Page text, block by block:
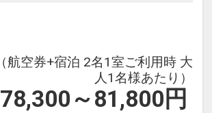
（航空券+宿泊 2名1室ご利用時 大
人1名様あたり）
78,300～81,800 円